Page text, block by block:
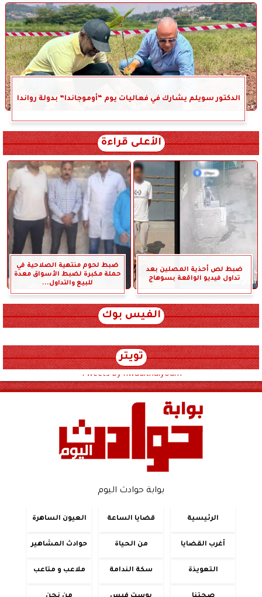
الدكتور سويلم يشارك في فعاليات يوم “أوموجاندا” بدولة رواندا
الأعلى قراءة
ضبط لص أحذية المصلين بعد
تداول فيديو الواقعة بسوهاج
ضبط لحوم منتهية الصلاحية في
حملة مكبرة لضبط الأسواق معدة
للبيع والتداول...
الفيس بوك
تويتر
Tweets by hwadithalyoum
بوابة حوادث اليوم
الرئيسية قضايا الساعة العيون الساهرة
أغرب القضايا من الحياة حوادث المشاهير
التعويذة سكة الندامة ملاعب و متاعب